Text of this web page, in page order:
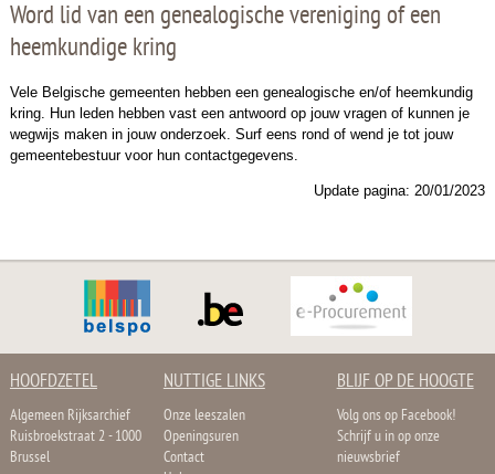
Word lid van een genealogische vereniging of een
heemkundige kring
Vele Belgische gemeenten hebben een genealogische en/of heemkundig
kring. Hun leden hebben vast een antwoord op jouw vragen of kunnen je
wegwijs maken in jouw onderzoek. Surf eens rond of wend je tot jouw
gemeentebestuur voor hun contactgegevens.
Update pagina: 20/01/2023
HOOFDZETEL
Algemeen Rijksarchief
Ruisbroekstraat 2 - 1000
Brussel
NUTTIGE LINKS
Onze leeszalen
Openingsuren
Contact
BLIJF OP DE HOOGTE
Volg ons op Facebook!
Schrijf u in op onze
nieuwsbrief